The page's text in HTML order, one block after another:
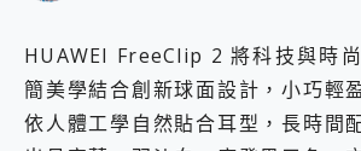
HUAWEI FreeClip 2 將科技與時
簡美學結合創新球面設計，小巧輕
依人體工學自然貼合耳型，長時間